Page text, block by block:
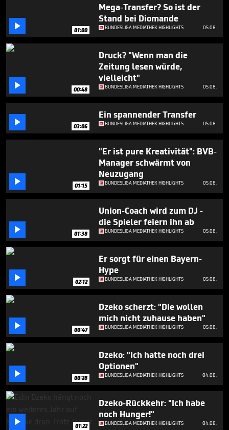
seconds
 01:00
Mega-Transfer? So ist der
Stand bei Diomande
BUNDESLIGA MEDIATHEK HIGHLIGHTS 05.08.
 00:48
Druck? "Wenn man die
Zeitung lesen würde,
vielleicht"
BUNDESLIGA MEDIATHEK HIGHLIGHTS 05.08.
 03:06
Ein spannender Transfer
BUNDESLIGA MEDIATHEK HIGHLIGHTS 05.08.
 01:15
"Er ist pure Kreativität": BVB-
Manager schwärmt von
Neuzugang
BUNDESLIGA MEDIATHEK HIGHLIGHTS 05.08.
 01:38
Union-Coach wird zum DJ -
die Spieler feiern ihn ab
BUNDESLIGA MEDIATHEK HIGHLIGHTS 05.08.
 02:12
Er sorgt für einen Bayern-
Hype
BUNDESLIGA MEDIATHEK HIGHLIGHTS 05.08.
 00:47
Dzeko scherzt: "Die wollen
mich nicht zuhause haben"
BUNDESLIGA MEDIATHEK HIGHLIGHTS 05.08.
 00:28
Dzeko: "Ich hatte noch drei
Optionen"
BUNDESLIGA MEDIATHEK HIGHLIGHTS 04.08.
 01:22
Dzeko-Rückkehr: "Ich habe
noch Hunger!"
BUNDESLIGA MEDIATHEK HIGHLIGHTS 04.08.